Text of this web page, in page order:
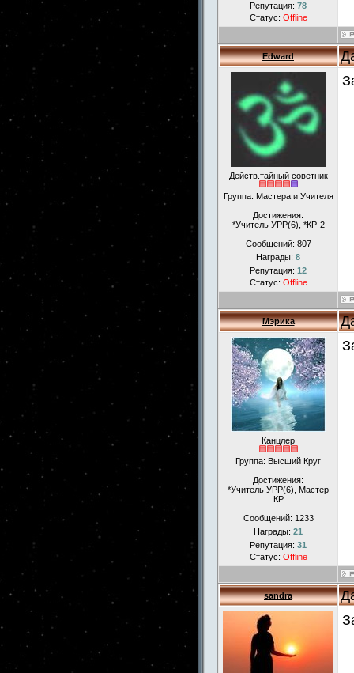
Репутация: 78
Статус: Offline
Edward
Действ.тайный советник
Группа: Мастера и Учителя
Достижения:
*Учитель УРР(6), *КР-2
Сообщений: 807
Награды: 8
Репутация: 12
Статус: Offline
Мэрика
Канцлер
Группа: Высший Круг
Достижения:
*Учитель УРР(6), Мастер
КР
Сообщений: 1233
Награды: 21
Репутация: 31
Статус: Offline
sandra